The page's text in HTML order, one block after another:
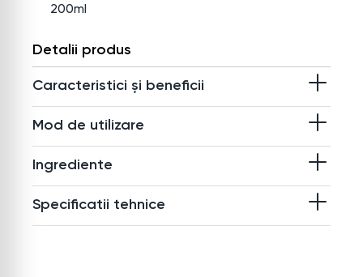
200ml
Detalii produs
Caracteristici și beneficii
Mod de utilizare
Ingrediente
Specificatii tehnice